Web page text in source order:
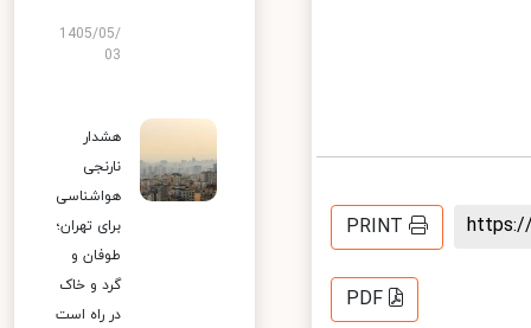
PRINT
PDF
1405/05/
03
هشدار
نارنجی
هواشناسی
برای تهران؛
طوفان و
گرد و خاک
در راه است